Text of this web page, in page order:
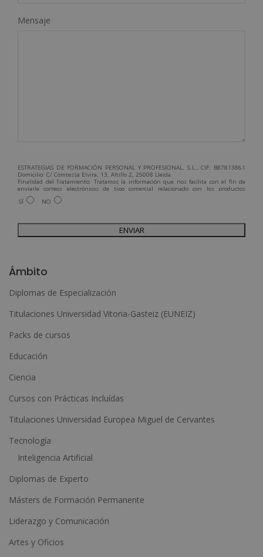
Mensaje
ESTRATEGIAS DE FORMACIÓN PERSONAL Y PROFESIONAL, S.L., CIF: B87813861
Domicilio: C/ Comtessa Elvira, 13, Altillo 2, 25008 Lleida.
Finalidad del Tratamiento: Tratamos la información que nos facilita con el fin de
enviarle correos electrónicos de tipo comercial relacionado con los productos
ofrecidos y otros tipo de productos que fueran de su interés.
Legitimación del tratamiento: Consentimiento del interesado.
Para más información consulte nuestra Política de Privacidad.
Desea recibir información comercial (vía telefónica y/o email):
SÍ NO
e
r
n
i
v
e
Ámbito
Diplomas de Especialización
Titulaciones Universidad Vitoria-Gasteiz (EUNEIZ)
Packs de cursos
Educación
Ciencia
Cursos con Prácticas Incluídas
Titulaciones Universidad Europea Miguel de Cervantes
Tecnología
Inteligencia Artificial
Diplomas de Experto
Másters de Formación Permanente
Liderazgo y Comunicación
Artes y Oficios